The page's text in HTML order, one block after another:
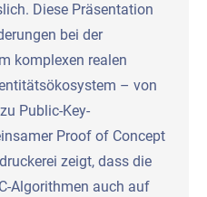
Diese Präsentation
bei der
komplexen realen
– von
Public-Key-
Proof of Concept
zeigt, dass die
Algorithmen auch auf